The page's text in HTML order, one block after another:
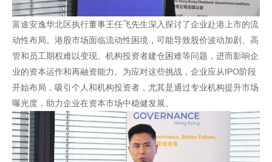
富途安逸华北区执行董事王任飞先生深入探讨了企业赴港上市的流
动性布局。港股市场面临流动性困境，可能导致股价波动加剧、高
管和员工期权难以变现、机构投资者建仓困难等问题，进而影响企
业的资本运作和再融资能力。为应对这些挑战，企业应从IPO阶段
开始布局，吸引个人和机构投资者，尤其是通过专业机构提升市场
曝光度，助力企业在资本市场中稳健发展。